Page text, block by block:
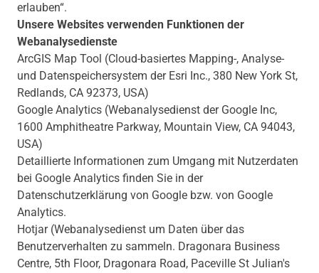
erlauben“.
Unsere Websites verwenden Funktionen der
Webanalysedienste
ArcGIS Map Tool (Cloud-basiertes Mapping-, Analyse-
und Datenspeichersystem der Esri Inc., 380 New York St,
Redlands, CA 92373, USA)
Google Analytics (Webanalysedienst der Google Inc,
1600 Amphitheatre Parkway, Mountain View, CA 94043,
USA)
Detaillierte Informationen zum Umgang mit Nutzerdaten
bei Google Analytics finden Sie in der
Datenschutzerklärung von Google bzw. von Google
Analytics.
Hotjar (Webanalysedienst um Daten über das
Benutzerverhalten zu sammeln. Dragonara Business
Centre, 5th Floor, Dragonara Road, Paceville St Julian's